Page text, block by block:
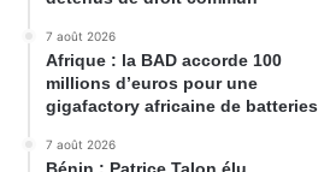
7 août 2026
Afrique : la BAD accorde 100
millions d’euros pour une
gigafactory africaine de batteries
7 août 2026